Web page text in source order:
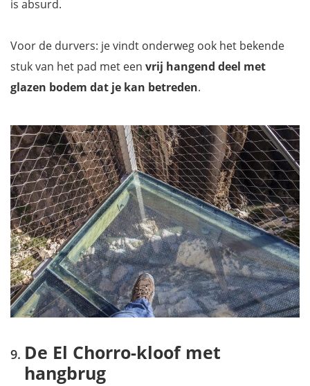
is absurd.
Voor de durvers: je vindt onderweg ook het bekende
stuk van het pad met een vrij hangend deel met
glazen bodem dat je kan betreden.
De El Chorro-kloof met
hangbrug